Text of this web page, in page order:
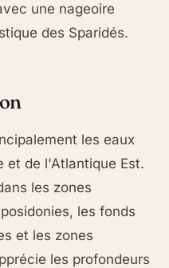
une nageoire
des Sparidés.
les eaux
et de l'Atlantique Est.
les zones
les fonds
et les zones
les profondeurs